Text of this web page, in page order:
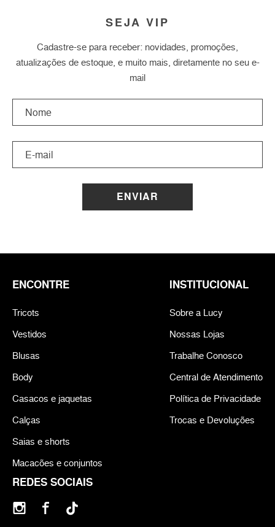
SEJA VIP
Cadastre-se para receber: novidades, promoções,
atualizações de estoque, e muito mais, diretamente no seu e-
mail
ENVIAR
REDES SOCIAIS
ENCONTRE
Tricots
Vestidos
Blusas
Body
Casacos e jaquetas
Calças
Saias e shorts
Macacões e conjuntos
INSTITUCIONAL
Sobre a Lucy
Nossas Lojas
Trabalhe Conosco
Central de Atendimento
Política de Privacidade
Trocas e Devoluções